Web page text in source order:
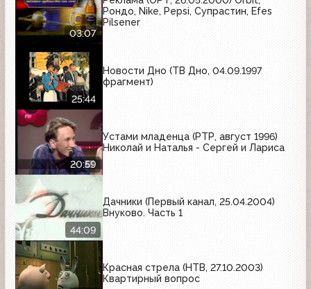
03:07
Рондо, Nike, Pepsi, Супрастин, Efes
Pilsener
25:44
Новости Дно (ТВ Дно, 04.09.1997
фрагмент)
20:59
Устами младенца (РТР, август 1996)
Николай и Наталья - Сергей и Лариса
44:09
Дачники (Первый канал, 25.04.2004)
Внуково. Часть 1
Красная стрела (НТВ, 27.10.2003)
Квартирный вопрос